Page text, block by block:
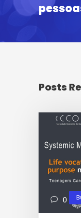
Posts
0